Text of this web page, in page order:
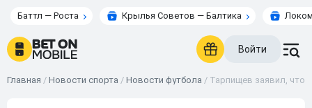
Баттл — Роста Крылья Советов — Балтика
Войти
Главная / Новости спорта / Новости футбола / Тарпищев заявил, что